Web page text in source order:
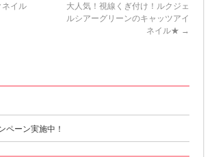
ネイル
大人気！視線くぎ付け！ルクジェ
ルシアーグリーンのキャッツアイ
ネイル★ →
ペーン実施中！